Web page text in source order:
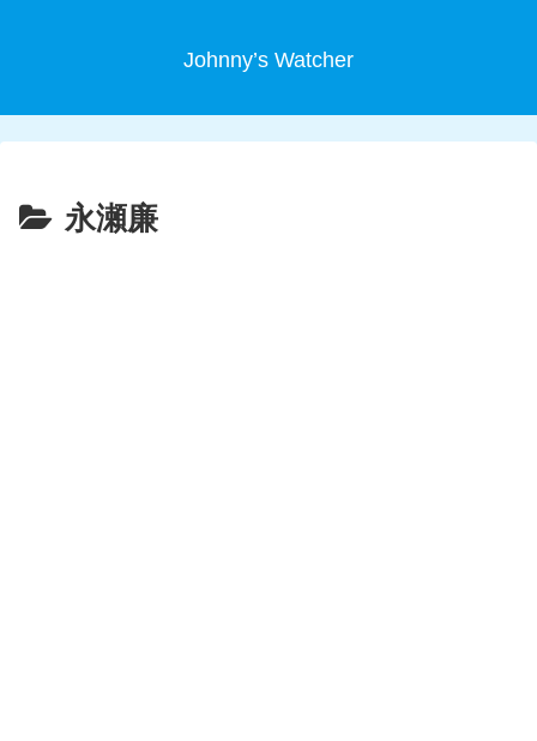
Johnny’s Watcher
永瀬廉